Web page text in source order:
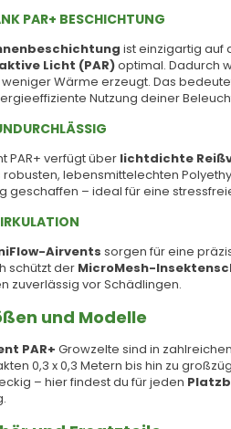
PAR+ BESCHICHTUNG
ist einzigartig auf
Licht (PAR)optimal. Dadurch
Wärme erzeugt. Das
Nutzung deiner
PAR+ verfügt über lichtdichte
lebensmittelechten
geschaffen – ideal für eine
Airvents sorgen für eine
schützt der MicroMesh-
zuverlässig vor Schädlingen.
und Modelle
PAR+ Growzelte sind in
0,3 x 0,3 Metern bis hin zu
– hier findest du für jeden